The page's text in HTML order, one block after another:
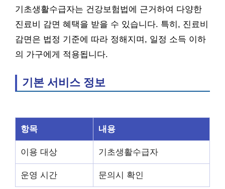
기초생활수급자는 건강보험법에 근거하여 다양한
진료비 감면 혜택을 받을 수 있습니다. 특히, 진료비
감면은 법정 기준에 따라 정해지며, 일정 소득 이하
의 가구에게 적용됩니다.
기본 서비스 정보
항목 내용
이용 대상 기초생활수급자
운영 시간 문의시 확인